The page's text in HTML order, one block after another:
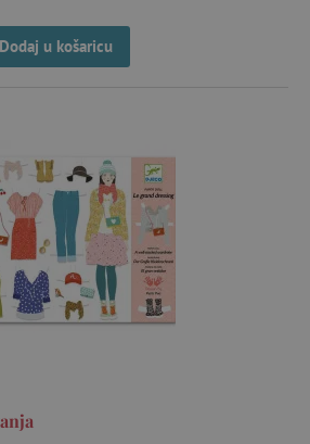
Dodaj u košaricu